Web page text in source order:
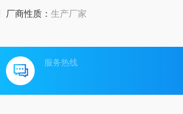
厂商性质：生产厂家
服务热线